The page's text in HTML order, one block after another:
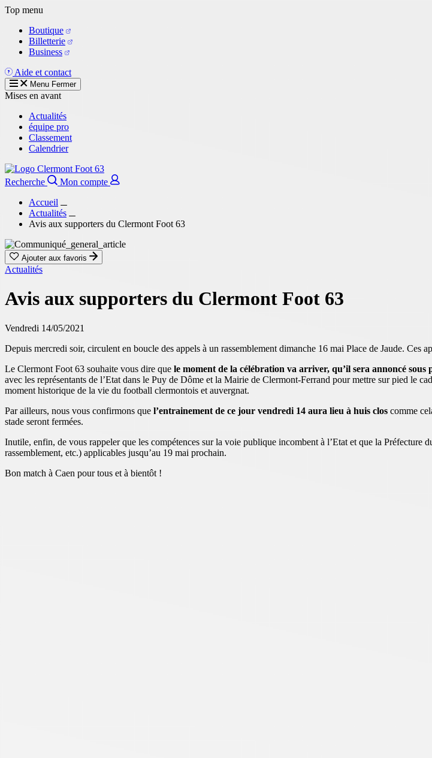
Aller
contenu
principal
Top menu
Boutique
Billetterie
Business
Aide et contact
Menu Fermer
Mises en avant
Actualités
équipe pro
Classement
Calendrier
Recherche
Mon compte
Accueil
Actualités
Avis aux supporters du Clermont Foot 63
Ajouter aux favoris
Actualités
Avis aux supporters du Clermont Foot 63
Vendredi 14/05/2021
Depuis mercredi soir, circulent en boucle des appels à un rassemblement dimanche 16 mai Place de Jaude.
Le Clermont Foot 63 souhaite vous dire que le moment de la célébration va arriver, qu’il sera annoncé sous
avec les représentants de l’Etat dans le Puy de Dôme et la Mairie de Clermont-Ferrand pour mettre sur pied le
moment historique de la vie du football clermontois et auvergnat.
Par ailleurs, nous vous confirmons que l’entrainement de ce jour vendredi 14 aura lieu à huis clos comme
stade seront fermées.
Inutile, enfin, de vous rappeler que les compétences sur la voie publique incombent à l’Etat et que la Préfecture
rassemblement, etc.) applicables jusqu’au 19 mai prochain.
Bon match à Caen pour tous et à bientôt !